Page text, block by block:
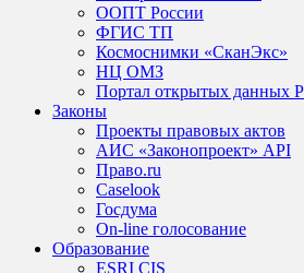
ООПТ России
ФГИС ТП
Космоснимки «СканЭкс»
НЦ ОМЗ
Портал открытых данных
Законы
Проекты правовых актов
АИС «Законопроект» API
Право.ru
Caselook
Госдума
On-line голосование
Образование
ESRI CIS